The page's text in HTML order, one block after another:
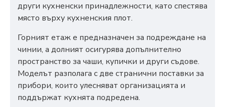
други кухненски принадлежности, като спестява
място върху кухненския плот.
Горният етаж е предназначен за подреждане на
чинии, а долният осигурява допълнително
пространство за чаши, купички и други съдове.
Моделът разполага с две странични поставки за
прибори, които улесняват организацията и
поддържат кухнята подредена.